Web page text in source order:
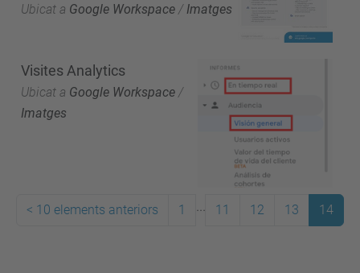
Ubicat a Google Workspace / Imatges
Visites Analytics
Ubicat a Google Workspace /
Imatges
< 10 elements anteriors 1 ... 11 12 13 14